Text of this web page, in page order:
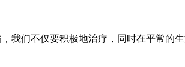
我们不仅要积极地治疗，同时在平常的